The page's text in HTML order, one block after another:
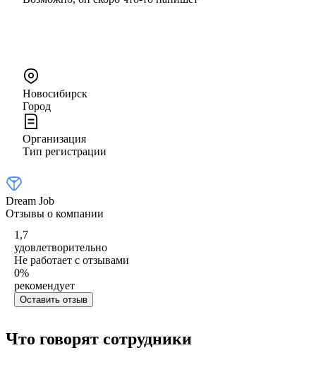
Новосибирск
Город
Организация
Тип регистрации
Dream Job
Отзывы о компании
1,7
удовлетворительно
Не работает с отзывами
0%
рекомендует
Оставить отзыв
Что говорят сотрудники